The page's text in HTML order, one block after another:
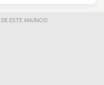
ESTE ANUNCIO